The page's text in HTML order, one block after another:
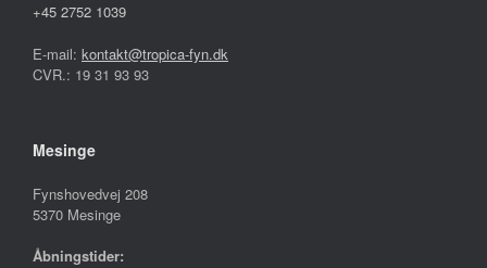
+45 2752 1039
E-mail: kontakt@tropica-fyn.dk
CVR.: 19 31 93 93
Mesinge
Fynshovedvej 208
5370 Mesinge
Åbningstider: